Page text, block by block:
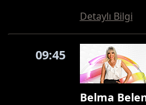
Detaylı Bilgi
09:45
Belma